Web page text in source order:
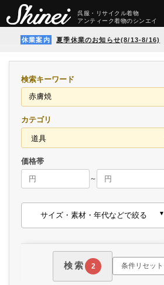
呉服・リサイクル着物
アンティーク着物のシンエイ
休業案内 夏季休業のお知らせ(8/13-8/16)
検索キーワード
カテゴリ
価格帯
～
サイズ・素材・年代などで絞る
検索 2 条件リセット